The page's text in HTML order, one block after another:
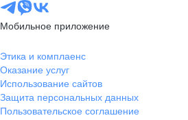
Мобильное приложение
Этика и комплаенс
Оказание услуг
Использование сайтов
Защита персональных данных
Пользовательское соглашение